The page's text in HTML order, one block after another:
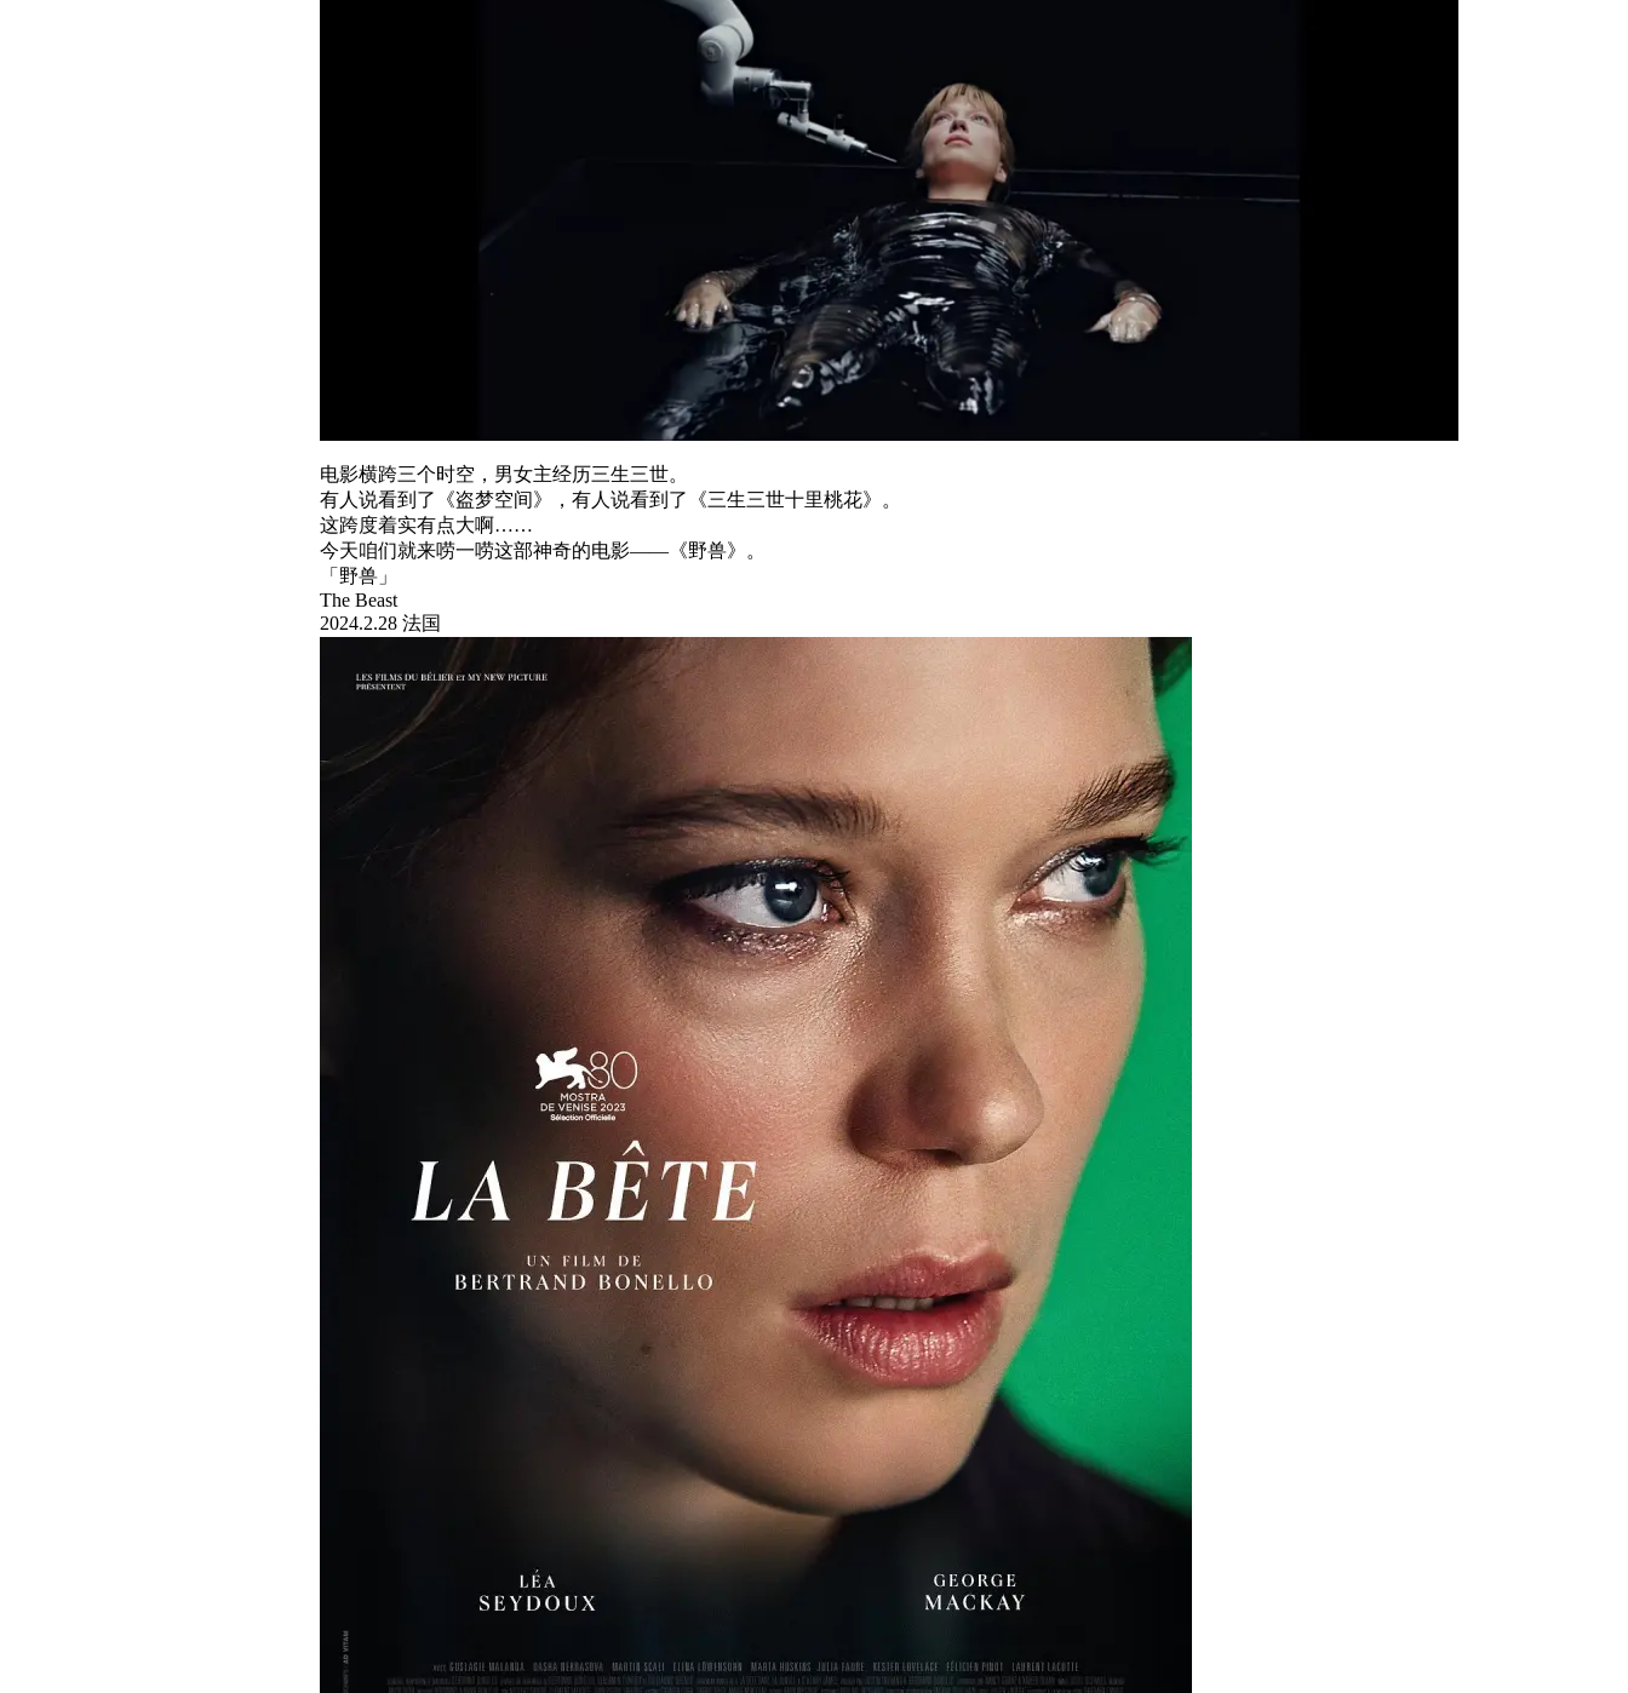
电影横跨三个时空，男女主经历三生三世。
有人说看到了《盗梦空间》，有人说看到了《三生三世十里桃花》。
这跨度着实有点大啊……
今天咱们就来唠一唠这部神奇的电影——《野兽》。
「野兽」
The Beast
2024.2.28 法国